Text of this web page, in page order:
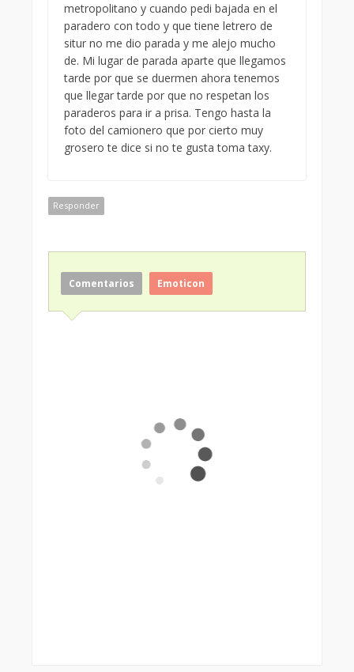
metropolitano y cuando pedi bajada en el
paradero con todo y que tiene letrero de
situr no me dio parada y me alejo mucho
de. Mi lugar de parada aparte que llegamos
tarde por que se duermen ahora tenemos
que llegar tarde por que no respetan los
paraderos para ir a prisa. Tengo hasta la
foto del camionero que por cierto muy
grosero te dice si no te gusta toma taxy.
Responder
Comentarios Emoticon